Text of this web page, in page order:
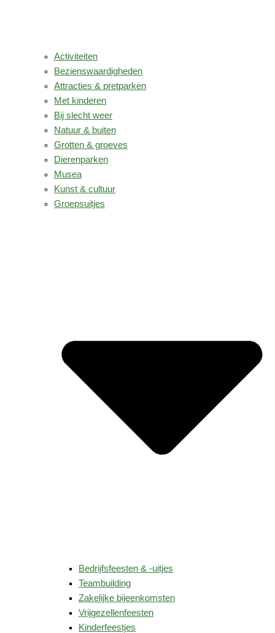
Activiteiten
Bezienswaardigheden
Attracties & pretparken
Met kinderen
Bij slecht weer
Natuur & buiten
Grotten & groeves
Dierenparken
Musea
Kunst & cultuur
Groepsuitjes
Bedrijfsfeesten & -uitjes
Teambuilding
Zakelijke bijeenkomsten
Vrijgezellenfeesten
Kinderfeestjes